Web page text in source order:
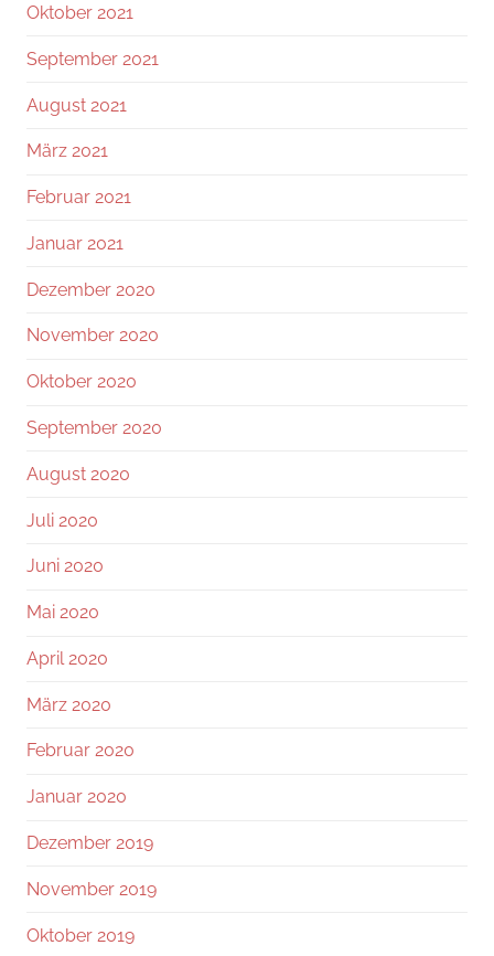
Oktober 2021
September 2021
August 2021
März 2021
Februar 2021
Januar 2021
Dezember 2020
November 2020
Oktober 2020
September 2020
August 2020
Juli 2020
Juni 2020
Mai 2020
April 2020
März 2020
Februar 2020
Januar 2020
Dezember 2019
November 2019
Oktober 2019